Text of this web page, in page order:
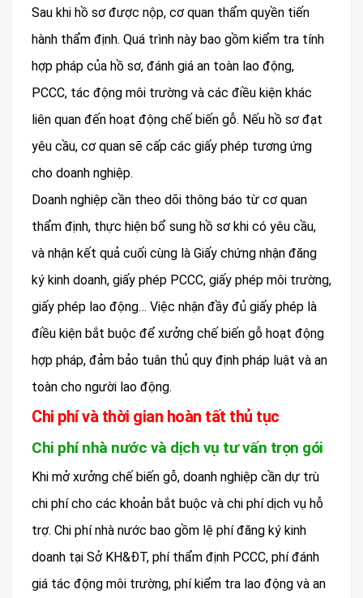
Sau khi hồ sơ được nộp, cơ quan thẩm quyền tiến
hành thẩm định. Quá trình này bao gồm kiểm tra tính
hợp pháp của hồ sơ, đánh giá an toàn lao động,
PCCC, tác động môi trường và các điều kiện khác
liên quan đến hoạt động chế biến gỗ. Nếu hồ sơ đạt
yêu cầu, cơ quan sẽ cấp các giấy phép tương ứng
cho doanh nghiệp.
Doanh nghiệp cần theo dõi thông báo từ cơ quan
thẩm định, thực hiện bổ sung hồ sơ khi có yêu cầu,
và nhận kết quả cuối cùng là Giấy chứng nhận đăng
ký kinh doanh, giấy phép PCCC, giấy phép môi trường,
giấy phép lao động… Việc nhận đầy đủ giấy phép là
điều kiện bắt buộc để xưởng chế biến gỗ hoạt động
hợp pháp, đảm bảo tuân thủ quy định pháp luật và an
toàn cho người lao động.
Chi phí và thời gian hoàn tất thủ tục
Chi phí nhà nước và dịch vụ tư vấn trọn gói
Khi mở xưởng chế biến gỗ, doanh nghiệp cần dự trù
chi phí cho các khoản bắt buộc và chi phí dịch vụ hỗ
trợ. Chi phí nhà nước bao gồm lệ phí đăng ký kinh
doanh tại Sở KH&ĐT, phí thẩm định PCCC, phí đánh
giá tác động môi trường, phí kiểm tra lao động và an